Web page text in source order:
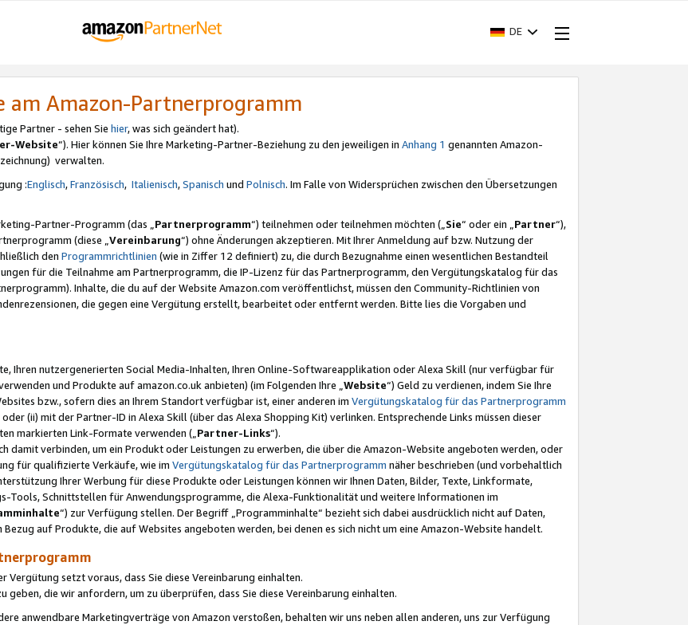
DE
am Amazon-Partnerprogramm
Partner - sehen Sie hier, was sich geändert hat).
Website“). Hier können Sie Ihre Marketing-Partner-Beziehung zu den jeweiligen in Anhang 1 genannten Amazon-
verwalten.
:Englisch,Französisch, Italienisch,Spanisch und Polnisch. Im Falle von Widersprüchen zwischen den Übersetzungen
Partner-Programm (das „Partnerprogramm“) teilnehmen oder teilnehmen möchten („Sie“ oder ein „Partner“),
(diese „Vereinbarung“) ohne Änderungen akzeptieren. Mit Ihrer Anmeldung auf bzw. Nutzung der
den Programmrichtlinien (wie in Ziffer 12 definiert) zu, die durch Bezugnahme einen wesentlichen Bestandteil
für die Teilnahme am Partnerprogramm, die IP-Lizenz für das Partnerprogramm, den Vergütungskatalog für das
Inhalte, die du auf der Website Amazon.com veröffentlichst, müssen den Community-Richtlinien von
die gegen eine Vergütung erstellt, bearbeitet oder entfernt werden. Bitte lies die Vorgaben und
Ihren nutzergenerierten Social Media-Inhalten, Ihren Online-Softwareapplikation oder Alexa Skill (nur verfügbar für
und Produkte auf amazon.co.uk anbieten) (im Folgenden Ihre „ Website“) Geld zu verdienen, indem Sie Ihre
bzw., sofern dies an Ihrem Standort verfügbar ist, einer anderen im Vergütungskatalog für das Partnerprogramm
oder (ii) mit der Partner-ID in Alexa Skill (über das Alexa Shopping Kit) verlinken. Entsprechende Links müssen dieser
markierten Link-Formate verwenden („ Partner-Links“).
damit verbinden, um ein Produkt oder Leistungen zu erwerben, die über die Amazon-Website angeboten werden, oder
für qualifizierte Verkäufe, wie im Vergütungskatalog für das Partnerprogramm näher beschrieben (und vorbehaltlich
Ihrer Werbung für diese Produkte oder Leistungen können wir Ihnen Daten, Bilder, Texte, Linkformate,
Tools, Schnittstellen für Anwendungsprogramme, die Alexa-Funktionalität und weitere Informationen im
“) zur Verfügung stellen. Der Begriff „Programminhalte“ bezieht sich dabei ausdrücklich nicht auf Daten,
auf Produkte, die auf Websites angeboten werden, bei denen es sich nicht um eine Amazon-Website handelt.
Vergütung setzt voraus, dass Sie diese Vereinbarung einhalten.
die wir anfordern, um zu überprüfen, dass Sie diese Vereinbarung einhalten.
anwendbare Marketingverträge von Amazon verstoßen, behalten wir uns neben allen anderen, uns zur Verfügung